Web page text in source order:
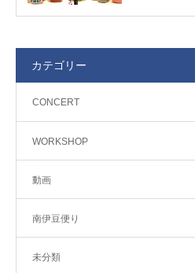
カテゴリー
CONCERT
WORKSHOP
動画
南伊豆便り
未分類